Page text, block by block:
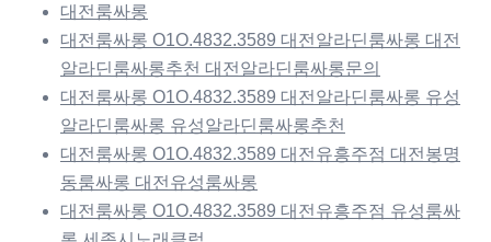
대전룸싸롱
대전룸싸롱 O1O.4832.3589 대전알라딘룸싸롱 대전
알라딘룸싸롱추천 대전알라딘룸싸롱문의
대전룸싸롱 O1O.4832.3589 대전알라딘룸싸롱 유성
알라딘룸싸롱 유성알라딘룸싸롱추천
대전룸싸롱 O1O.4832.3589 대전유흥주점 대전봉명
동룸싸롱 대전유성룸싸롱
대전룸싸롱 O1O.4832.3589 대전유흥주점 유성룸싸